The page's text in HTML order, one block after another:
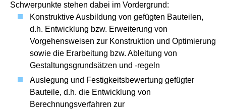
Schwerpunkte stehen dabei im Vordergrund:
Konstruktive Ausbildung von gefügten Bauteilen,
d.h. Entwicklung bzw. Erweiterung von
Vorgehensweisen zur Konstruktion und Optimierung
sowie die Erarbeitung bzw. Ableitung von
Gestaltungsgrundsätzen und -regeln
Auslegung und Festigkeitsbewertung gefügter
Bauteile, d.h. die Entwicklung von
Berechnungsverfahren zur